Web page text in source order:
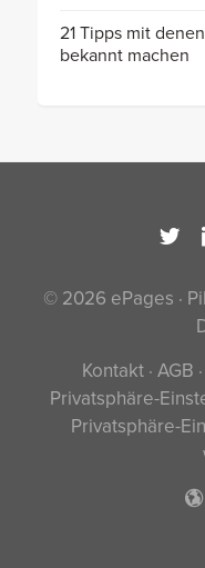
21 Tipps mit
bekannt machen
© 2026 ePages ·
Kontakt· AGB ·
Privatsphäre-
Privatsphäre-